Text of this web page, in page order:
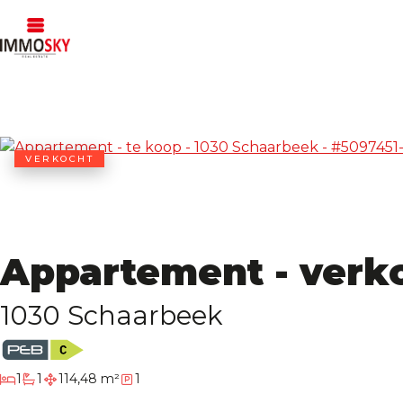
Appartement -
1030 Schaarbeek
1slaapkamer
1
badkamer114,48 m² 1
VERKOCHT